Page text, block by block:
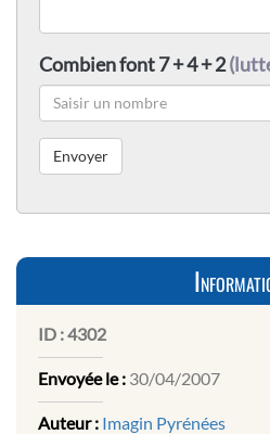
Combien font 7 + 4 + 2
ID :4302
Envoyée le : 30/04/2007
Auteur : Imagin Pyrénées